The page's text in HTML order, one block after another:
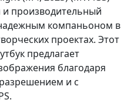
производительный
компаньоном в
проектах. Этот
предлагает
благодаря
и с